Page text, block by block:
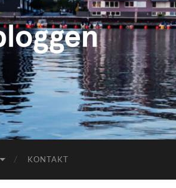
KONTAKT